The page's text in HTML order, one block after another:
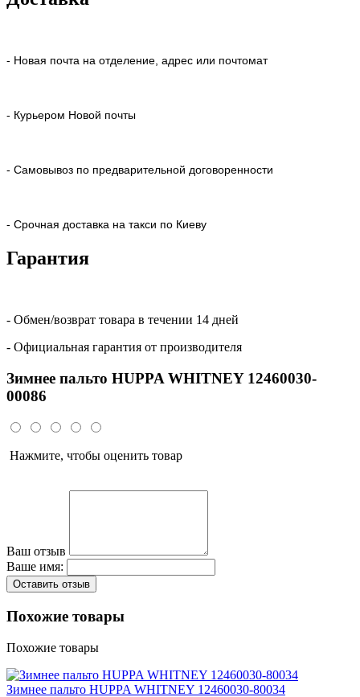
- Новая почта на отделение, адрес или почтомат
- Курьером Новой почты
- Самовывоз по предварительной договоренности
- Срочная доставка на такси по Киеву
Гарантия
- Обмен/возврат товара в течении 14 дней
- Официальная гарантия от производителя
Зимнее пальто HUPPA WHITNEY 12460030-
00086
Нажмите, чтобы оценить товар
Ваш отзыв
Ваше имя:
Оставить отзыв
Похожие товары
Похожие товары
Зимнее пальто HUPPA WHITNEY 12460030-80034